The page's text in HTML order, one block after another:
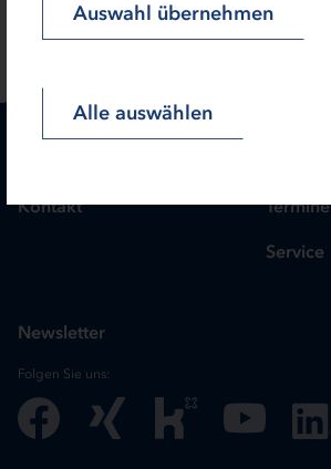
Auswahl übernehmen
Alle auswählen
Kontakt Termine
Service
Newsletter
Folgen Sie uns: